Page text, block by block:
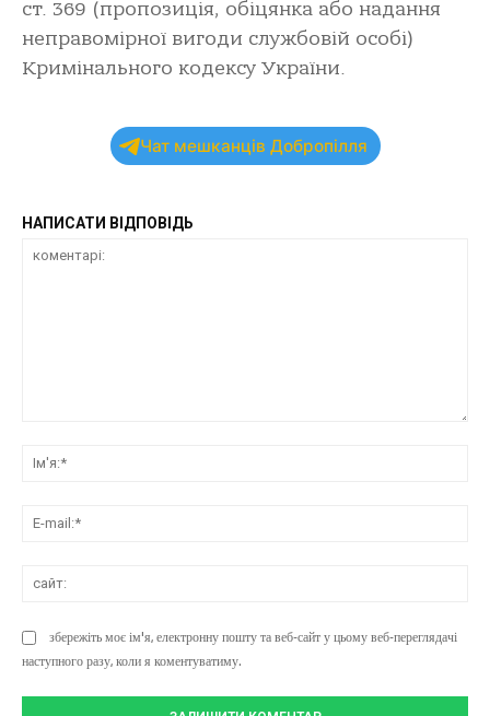
ст. 369 (пропозиція, обіцянка або надання
неправомірної вигоди службовій особі)
Кримінального кодексу України.
Чат мешканців Добропілля
НАПИСАТИ ВІДПОВІДЬ
збережіть моє ім'я, електронну пошту та веб-сайт у цьому веб-переглядачі
наступного разу, коли я коментуватиму.